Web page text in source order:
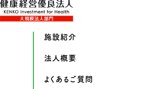
施設紹介
法人概要
よくあるご質問